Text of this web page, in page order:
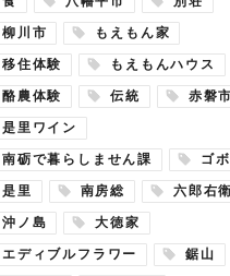
柳川市 もえもん家
移住体験 もえもんハウス
酪農体験 伝統 赤磐市
是里ワイン
南砺で暮らしません課 ゴ
是里 南房総 六郎右
沖ノ島 大徳家
エディブルフラワー 鋸山